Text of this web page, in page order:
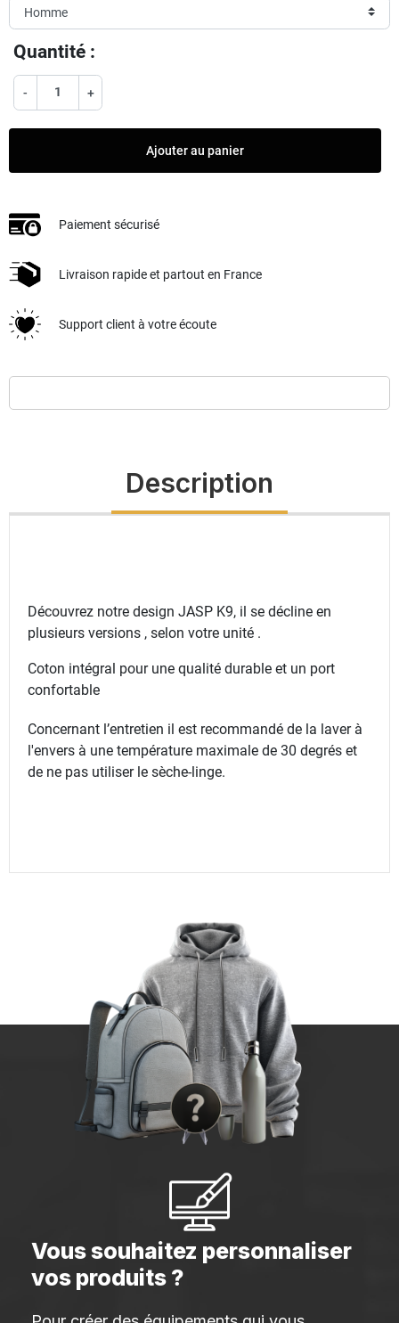
Quantité :
- +
Ajouter au panier
Paiement sécurisé
Livraison rapide et partout en France
Support client à votre écoute
Description
Découvrez notre design JASP K9, il se décline en
plusieurs versions , selon votre unité .
Coton intégral pour une qualité durable et un port
confortable
Concernant l’entretien il est recommandé de la laver à
l'envers à une température maximale de 30 degrés et
de ne pas utiliser le sèche-linge.
Vous souhaitez personnaliser
vos produits ?